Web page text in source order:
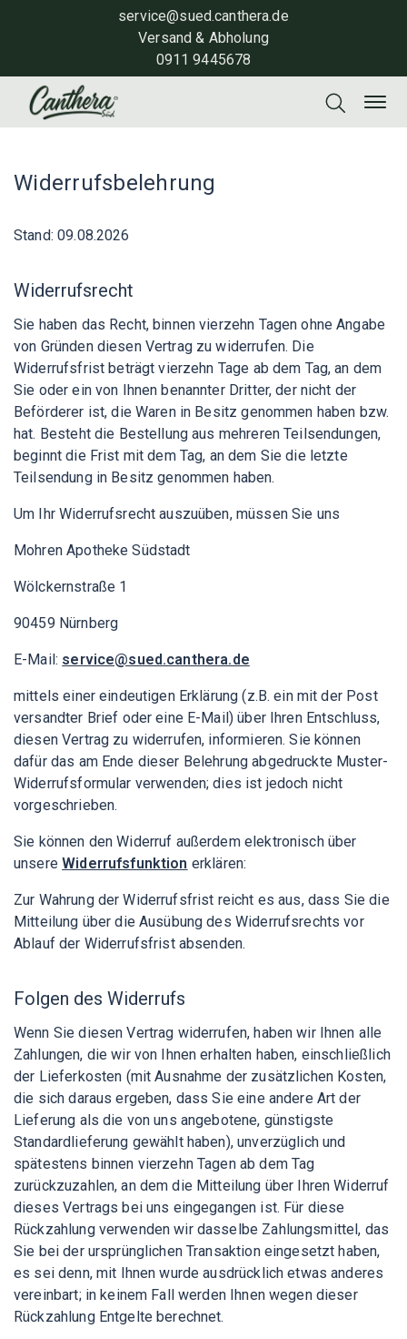
service@sued.canthera.de
Versand & Abholung
0911 9445678
Widerrufsbelehrung
Stand: 09.08.2026
Widerrufsrecht
Sie haben das Recht, binnen vierzehn Tagen ohne Angabe
von Gründen diesen Vertrag zu widerrufen. Die
Widerrufsfrist beträgt vierzehn Tage ab dem Tag, an dem
Sie oder ein von Ihnen benannter Dritter, der nicht der
Beförderer ist, die Waren in Besitz genommen haben bzw.
hat. Besteht die Bestellung aus mehreren Teilsendungen,
beginnt die Frist mit dem Tag, an dem Sie die letzte
Teilsendung in Besitz genommen haben.
Um Ihr Widerrufsrecht auszuüben, müssen Sie uns
Mohren Apotheke Südstadt
Wölckernstraße 1
90459 Nürnberg
E-Mail: service@sued.canthera.de
mittels einer eindeutigen Erklärung (z.B. ein mit der Post
versandter Brief oder eine E-Mail) über Ihren Entschluss,
diesen Vertrag zu widerrufen, informieren. Sie können
dafür das am Ende dieser Belehrung abgedruckte Muster-
Widerrufsformular verwenden; dies ist jedoch nicht
vorgeschrieben.
Sie können den Widerruf außerdem elektronisch über
unsereWiderrufsfunktion erklären:
Zur Wahrung der Widerrufsfrist reicht es aus, dass Sie die
Mitteilung über die Ausübung des Widerrufsrechts vor
Ablauf der Widerrufsfrist absenden.
Folgen des Widerrufs
Wenn Sie diesen Vertrag widerrufen, haben wir Ihnen alle
Zahlungen, die wir von Ihnen erhalten haben, einschließlich
der Lieferkosten (mit Ausnahme der zusätzlichen Kosten,
die sich daraus ergeben, dass Sie eine andere Art der
Lieferung als die von uns angebotene, günstigste
Standardlieferung gewählt haben), unverzüglich und
spätestens binnen vierzehn Tagen ab dem Tag
zurückzuzahlen, an dem die Mitteilung über Ihren Widerruf
dieses Vertrags bei uns eingegangen ist. Für diese
Rückzahlung verwenden wir dasselbe Zahlungsmittel, das
Sie bei der ursprünglichen Transaktion eingesetzt haben,
es sei denn, mit Ihnen wurde ausdrücklich etwas anderes
vereinbart; in keinem Fall werden Ihnen wegen dieser
Rückzahlung Entgelte berechnet.